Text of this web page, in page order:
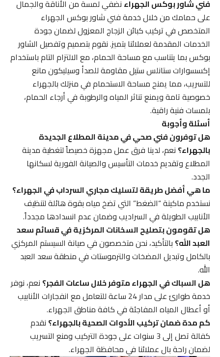
فني شاور بوكس الجهراءنضفي لمسة من الأناقة والجمال
على حمامك من خلال خدمة فني شاور بوكس الجهراء
المتخصص في تركيب كبائن الزجاج المعزول لضمان جودة
الخدمات المقدمة لعملائنا بتميز. نقوم بتصميم وتفصيل الشاور
بوكس بما يتناسب مع مساحة الحمام، مع الالتزام التام باستخدام
إكسسوارات ستانلس ستيل مقاومة للصدأ وسيليكون مانع
للتسريب، مما يمنح مساحة الاستحمام في منزلك بالجهراء
خصوصية تامة ويمنع تناثر المياه والرطوبة في أرجاء الحمام،
بلمسات فنية راقية.
أسئلة وأجوبة
هل توفرون فني صحي في مدينة المطلاع الجديدة
بالجهراء؟نعم، لدينا فرق عمل مجهزة خصيصاً لتغطية مدينة
المطلاع وتقديم خدمات التأسيس والصيانة الفورية لسكانها
الجدد.
ما هي أفضل طريقة لتسليك مجاري السرداب في الجهراء؟
نستخدم ماكينة “الضغط” التي تضخ مياه بقوة هائلة لتنظيف
الأنابيب الطويلة في السراديب وضمان عدم انسدادها مجدداً.
هل تقومون بتصليح السخانات المركزية في قسائم سعد
العبد الله؟بالتأكيد، نحن متخصصون في صيانة السيستم المركزي
بالكامل وتبديل المضخات والترموستات في منطقة سعد العبد
الله.
هل السباك في الجهراء متوفر خلال ساعات الفجر؟نعم، نوفر
خدمة طوارئ على مدار 24 ساعة للتعامل مع انفجارات الأنابيب
أو أعطال المياه المفاجئة في كافة مناطق الجهراء.
كم مدة ضمان تركيب الأدوات الصحية بالجهراء؟نقدم
كفالة تصل إلى 3 سنوات على جودة التركيب ومنع التسريب
لضمان راحة بال عملائنا في محافظة الجهراء.